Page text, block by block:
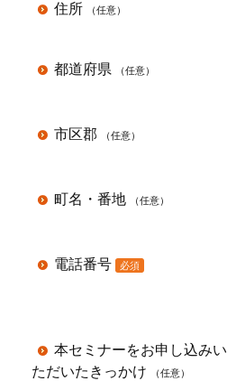
住所
都道府県
市区郡
町名・番地
電話番号
本セミナーをお申し込みい
ただいたきっかけ